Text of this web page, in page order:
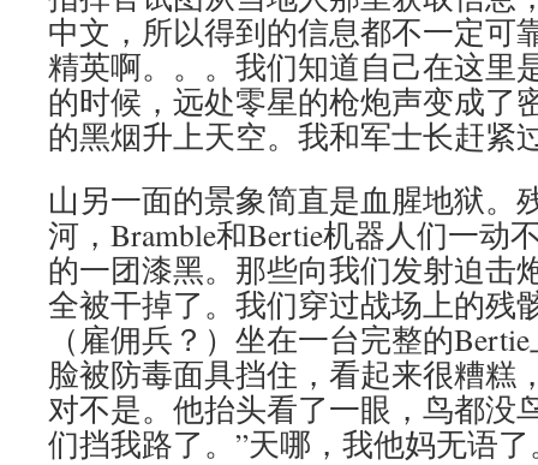
中文，所以得到的信息都不一定可
精英啊。。。我们知道自己在这里
的时候，远处零星的枪炮声变成了
的黑烟升上天空。我和军士长赶紧
山另一面的景象简直是血腥地狱。
河，Bramble和Bertie机器人们一动
的一团漆黑。那些向我们发射迫击
全被干掉了。我们穿过战场上的残
（雇佣兵？）坐在一台完整的
脸被防毒面具挡住，看起来很糟糕
对不是。他抬头看了一眼，鸟都没
们挡我路了。”天哪，我他妈无语了